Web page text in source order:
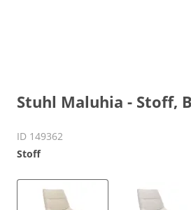
Stuhl Maluhia - Stoff,
ID 149362
Stoff